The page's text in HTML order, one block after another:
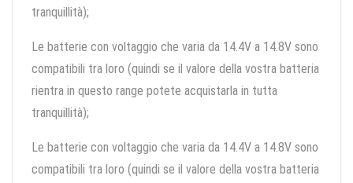
tranquillità);
Le batterie con voltaggio che varia da 14.4V a 14.8V sono
compatibili tra loro (quindi se il valore della vostra batteria
rientra in questo range potete acquistarla in tutta
tranquillità);
Le batterie con voltaggio che varia da 14.4V a 14.8V sono
compatibili tra loro (quindi se il valore della vostra batteria